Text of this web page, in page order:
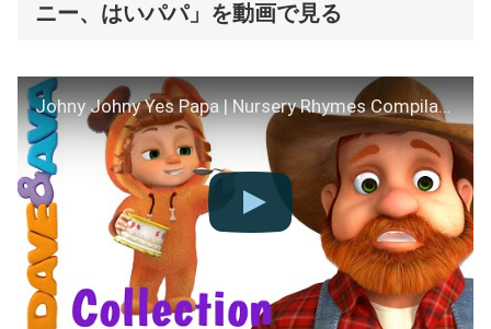
ニー、はいパパ」を動画で見る
Johny Johny Yes Papa | Nursery Rhymes Compilation | YouTube Nursery Rhymes from Dave and Ava